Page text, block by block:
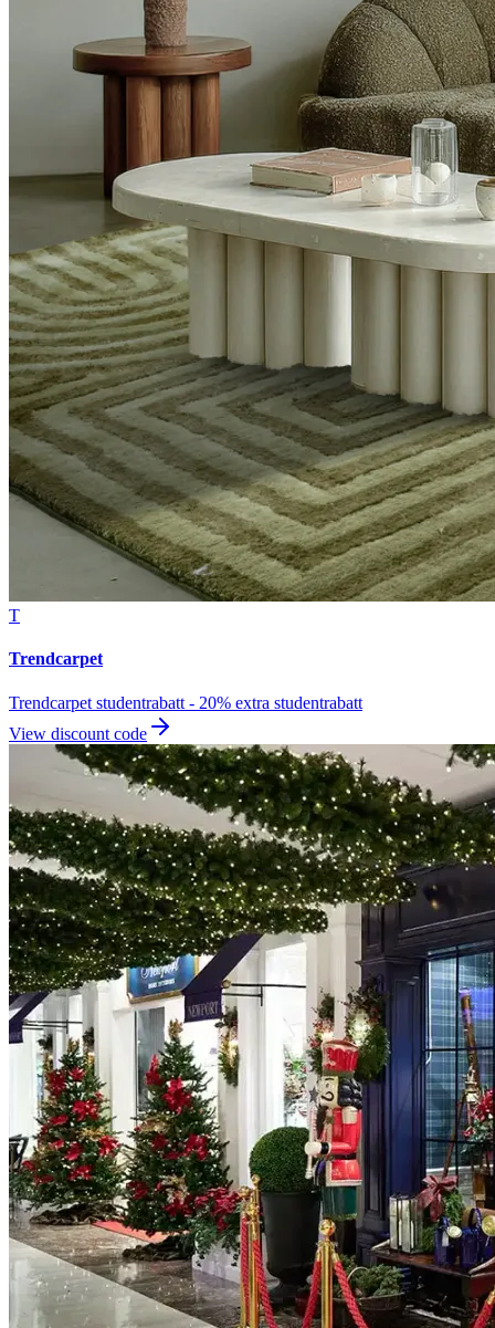
T
Trendcarpet
Trendcarpet studentrabatt - 20% extra studentrabatt
View discount code